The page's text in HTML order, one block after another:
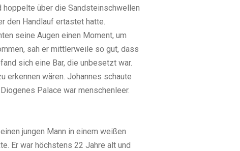
über die Sandsteinschwellen
den Handlauf ertastet hatte.
seine Augen einen Moment, um
sah er mittlerweile so gut, dass
sich eine Bar, die unbesetzt war.
erkennen wären. Johannes schaute
Palace war menschenleer.
jungen Mann in einem weißen
Er war höchstens 22 Jahre alt und